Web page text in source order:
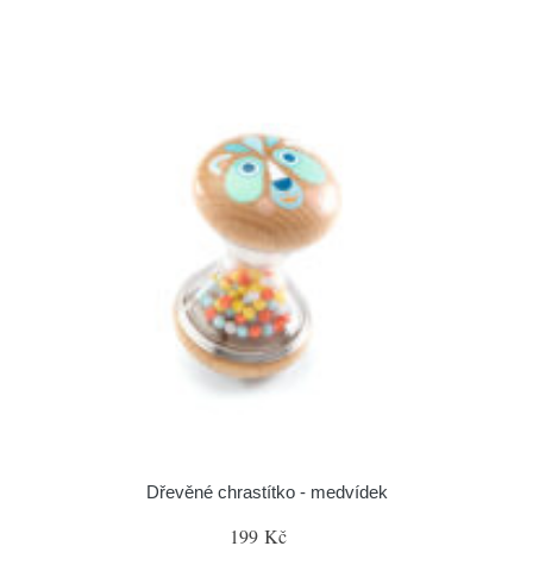
Dřevěné chrastítko - medvídek
199 Kč